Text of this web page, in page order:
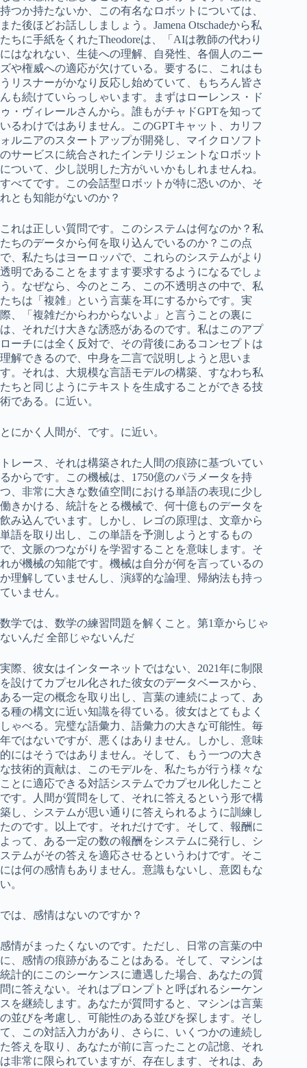
持つか持たないか、この有名なロボットについては、
また後ほどお話ししましょう。Jamena Otschadeから私
たちに手紙をくれたTheodoreは、「AIは教師の代わり
にはなれない、生徒への理解、自発性、各個人のニー
ズや権威への適応が欠けている。要するに、これはも
うリスナーがかなり反応し始めていて、もちろん皆さ
んも続けていらっしゃいます。まずはローレンス・ド
ゥ・ヴィレールさんから。誰もがチャドGPTを知って
いるわけではありません。このGPTキャット、カリフ
ォルニアのスタートアップが開発し、マイクロソフト
のサービスに統合されたインテリジェントなロボット
について、少し説明した方がいいかもしれませんね。
すべてです。この会話型ロボットが特に恐いのか、そ
れとも知能がないのか？
これは正しい質問です。このシステムは何なのか？私
たちのデータから何を取り込んでいるのか？この点
で、私たちはヨーロッパで、これらのシステムがより
透明であることをますます要求するようになるでしょ
う。なぜなら、今のところ、この不透明さの中で、私
たちは「複雑」という言葉を耳にするからです。実
際、「複雑だからわからないよ」と言うことの裏に
は、それだけ大きな誘惑があるのです。私はこのアプ
ローチには全く反対で、その背後にあるコンセプトは
理解できるので、中身を二言で説明しようと思いま
す。それは、大規模な言語モデルの構築、すなわち私
たちと同じようにテキストを生成することができる技
術である。に近い。
とにかく人間が、です。に近い。
トレース、それは構築された人間の痕跡に基づいてい
るからです。この機械は、1750億のパラメータを持
つ、非常に大きな数値空間における単語の表現に少し
働きかける、統計をとる機械で、何十億ものデータを
飲み込んでいます。しかし、レゴの原理は、文章から
単語を取り出し、この単語を予測しようとするもの
で、文脈のつながりを学習することを意味します。そ
れが機械の知能です。機械は自分が何を言っているの
か理解していませんし、演繹的な論理、帰納法も持っ
ていません。
数学では、数学の練習問題を解くこと。第1章からじゃ
ないんだ 全部じゃないんだ
実際、彼女はインターネットではない、2021年に制限
を設けてカプセル化された彼女のデータベースから、
ある一定の概念を取り出し、言葉の連続によって、あ
る種の構文に近い知識を得ている。彼女はとてもよく
しゃべる。完璧な語彙力、語彙力の大きな可能性。毎
年ではないですが、悪くはありません。しかし、意味
的にはそうではありません。そして、もう一つの大き
な技術的貢献は、このモデルを、私たちが行う様々な
ことに適応できる対話システムでカプセル化したこと
です。人間が質問をして、それに答えるという形で構
築し、システムが思い通りに答えられるように訓練し
たのです。以上です。それだけです。そして、報酬に
よって、ある一定の数の報酬をシステムに発行し、シ
ステムがその答えを適応させるというわけです。そこ
には何の感情もありません。意識もないし、意図もな
い。
では、感情はないのですか？
感情がまったくないのです。ただし、日常の言葉の中
に、感情の痕跡があることはある。そして、マシンは
統計的にこのシーケンスに遭遇した場合、あなたの質
問に答えない。それはプロンプトと呼ばれるシーケン
スを継続します。あなたが質問すると、マシンは言葉
の並びを考慮し、可能性のある並びを探します。そし
て、この対話入力があり、さらに、いくつかの連続し
た答えを取り、あなたが前に言ったことの記憶、それ
は非常に限られていますが、存在します、それは、あ